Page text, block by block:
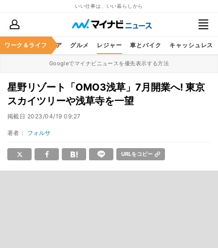
いい仕事は、いい暮らしから
ワーク＆ライフ
暮らし ヘルスケア グルメ レジャー 車とバイク キャッシュレス
Googleでマイナビニュースを優先表示する方法
星野リゾート「OMO3浅草」7月開業へ! 東京
スカイツリーや浅草寺を一望
掲載日 2023/04/19 09:27
著者： フォルサ
URLをコピー